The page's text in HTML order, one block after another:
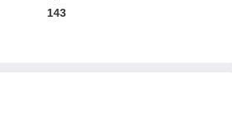
143